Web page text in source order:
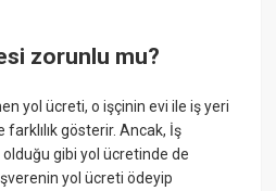
zorunlu mu?
yol ücreti, o işçinin evi ile iş yeri
gösterir. Ancak, İş
gibi yol ücretinde de
yol ücreti ödeyip